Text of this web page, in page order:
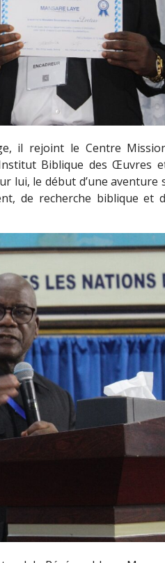
il rejoint le Centre
Biblique des Œuvres
lui, le début d’une aventure
de recherche biblique et